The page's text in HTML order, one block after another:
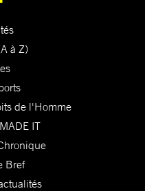
à Z)
de l'Homme
IT
Bref